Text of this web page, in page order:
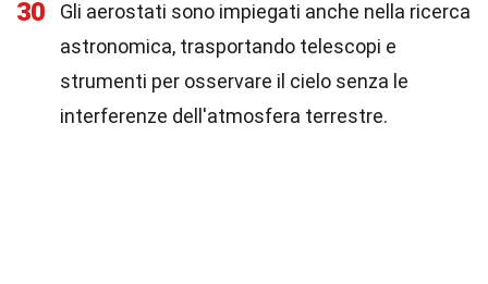
30
Gli aerostati sono impiegati anche nella ricerca
astronomica, trasportando telescopi e
strumenti per osservare il cielo senza le
interferenze dell'atmosfera terrestre.